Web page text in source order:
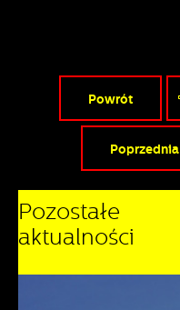
Powrót
Poprzednia
Pozostałe
aktualności